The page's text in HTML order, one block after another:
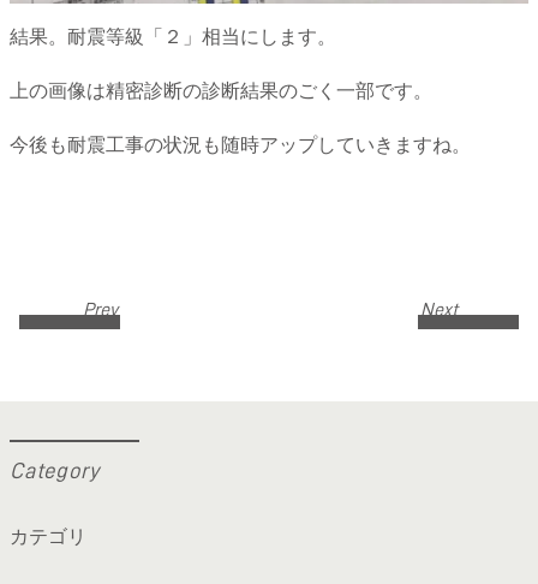
結果。耐震等級「２」相当にします。
上の画像は精密診断の診断結果のごく一部です。
今後も耐震工事の状況も随時アップしていきますね。
Prev Next
Category
カテゴリ